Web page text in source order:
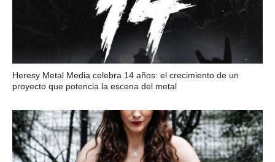
Heresy Metal Media celebra 14 años: el crecimiento de un
proyecto que potencia la escena del metal